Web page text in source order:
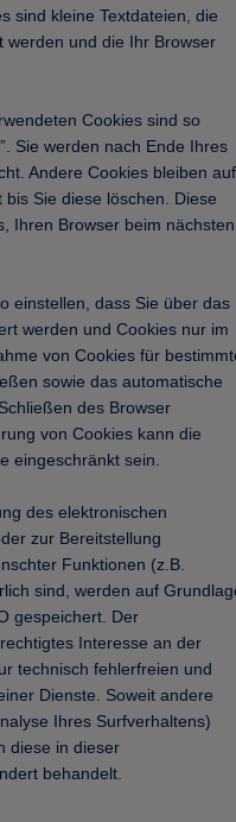
sind kleine Textdateien, die
werden und die Ihr Browser
Cookies sind so
Sie werden nach Ende Ihres
Andere Cookies bleiben auf
Sie diese löschen. Diese
Ihren Browser beim nächsten
einstellen, dass Sie über das
werden und Cookies nur im
von Cookies für
sowie das automatische
des Browser
von Cookies kann die
eingeschränkt sein.
des elektronischen
zur Bereitstellung
Funktionen (z.B.
sind, werden auf
gespeichert. Der
Interesse an der
technisch fehlerfreien und
Dienste. Soweit andere
Ihres Surfverhaltens)
diese in dieser
behandelt.